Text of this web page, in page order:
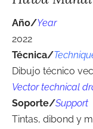
Año/Year
2022
Técnica/
Dibujo técnico
Vector technical
Soporte/Support
Tintas, dibond y